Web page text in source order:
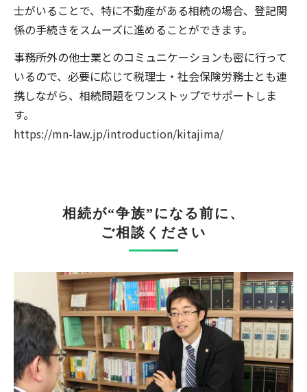
士がいることで、特に不動産がある相続の場合、登記関
係の手続きをスムーズに進めることができます。
事務所外の他士業とのコミュニケーションも密に行って
いるので、必要に応じて税理士・社会保険労務士とも連
携しながら、相続問題をワンストップでサポートしま
す。
https://mn-law.jp/introduction/kitajima/
相続が“争族”になる前に、
ご相談ください